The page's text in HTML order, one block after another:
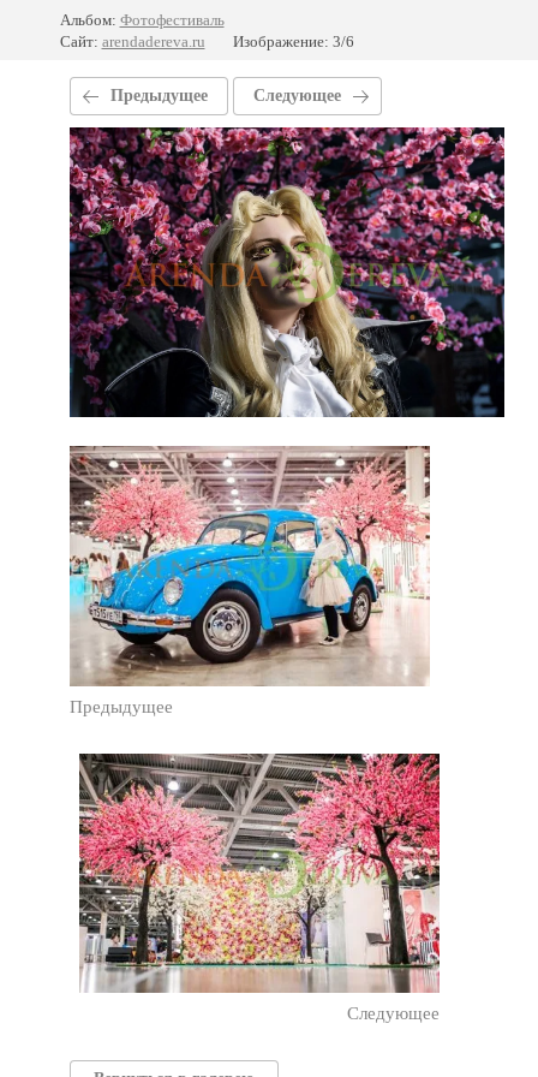
Альбом: Фотофестиваль
Сайт: arendadereva.ru Изображение: 3/6
Предыдущее Следующее
Предыдущее
Следующее